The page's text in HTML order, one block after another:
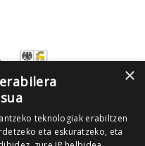
×
teknologiak erabiltzen
eta eskuratzeko, eta